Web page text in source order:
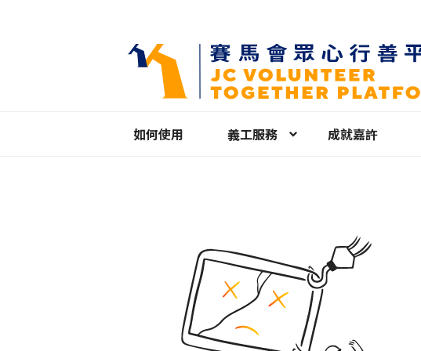
如何使用 義工服務 成就嘉許